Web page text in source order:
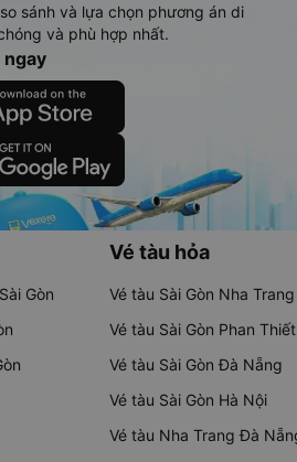
sánh và lựa chọn phương án di
và phù hợp nhất.
ngay
Gòn
Vé tàu hỏa
Vé tàu Sài Gòn Nha Trang
Vé tàu Sài Gòn Phan Thiết
Vé tàu Sài Gòn Đà Nẵng
Vé tàu Sài Gòn Hà Nội
Vé tàu Nha Trang Đà